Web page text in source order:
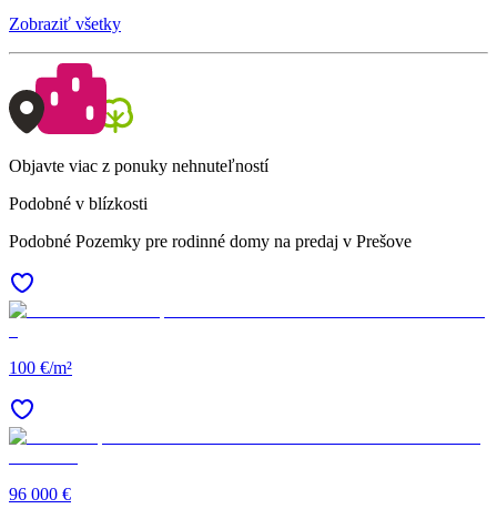
Zobraziť všetky
Objavte viac z ponuky nehnuteľností
Podobné v blízkosti
Podobné Pozemky pre rodinné domy na predaj v Prešove
100 €/m²
96 000 €